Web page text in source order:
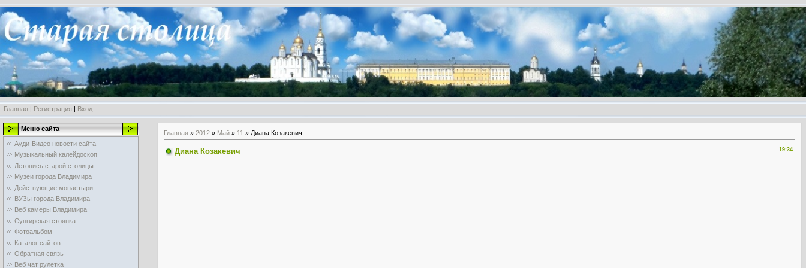
..Главная | Регистрация | Вход
Меню сайта
Ауди-Видео новости сайта
Музыкальный калейдоскоп
Летопись старой столицы
Музеи города Владимира
Действующие монастыри
ВУЗы города Владимира
Веб камеры Владимира
Сунгирская стоянка
Фотоальбом
Каталог сайтов
Обратная связь
Веб чат рулетка
Главная » 2012 » Май » 11 » Диана Козакевич
19:34
Диана Козакевич